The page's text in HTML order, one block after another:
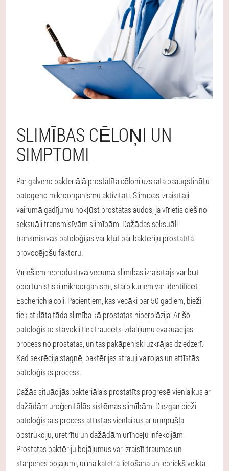
SLIMĪBAS CĒLOŅI UN
SIMPTOMI
Par galveno bakteriālā prostatīta cēloni uzskata paaugstinātu
patogēno mikroorganismu aktivitāti. Slimības izraisītāji
vairumā gadījumu nokļūst prostatas audos, ja vīrietis cieš no
seksuāli transmisīvām slimībām. Dažādas seksuāli
transmisīvās patoloģijas var kļūt par baktēriju prostatīta
provocējošu faktoru.
Vīriešiem reproduktīvā vecumā slimības izraisītājs var būt
oportūnistiski mikroorganismi, starp kuriem var identificēt
Escherichia coli. Pacientiem, kas vecāki par 50 gadiem, bieži
tiek atklāta tāda slimība kā prostatas hiperplāzija. Ar šo
patoloģisko stāvokli tiek traucēts izdalījumu evakuācijas
process no prostatas, un tas pakāpeniski uzkrājas dziedzerī.
Kad sekrēcija stagnē, baktērijas strauji vairojas un attīstās
patoloģisks process.
Dažās situācijās bakteriālais prostatīts progresē vienlaikus ar
dažādām uroģenitālās sistēmas slimībām. Diezgan bieži
patoloģiskais process attīstās vienlaikus ar urīnpūšļa
obstrukciju, uretrītu un dažādām urīnceļu infekcijām.
Prostatas baktēriju bojājumus var izraisīt traumas un
starpenes bojājumi, urīna katetra lietošana un iepriekš veikta